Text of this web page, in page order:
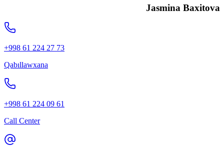
Jasmina Baxitova
+998 61 224 27 73
Qabıllawxana
+998 61 224 09 61
Call Center